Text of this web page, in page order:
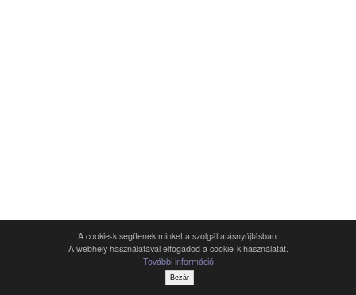
A cookie-k segítenek minket a szolgáltatásnyújtásban.
A webhely használatával elfogadod a cookie-k használatát.
További információ
Bezár